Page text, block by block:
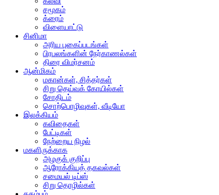
சமூகம்
க்ரைம்
விளையாட்டு
சினிமா
அரிய புகைப்படங்கள்
பிரபலங்களின் நேர்காணல்கள்
திரை விமர்சனம்
ஆன்மிகம்
மகான்கள், சித்தர்கள்
சிறு தெய்வக் கோயில்கள்
சோதிடம்
சொற்பொழிவுகள், வீடியோ
இலக்கியம்
கவிதைகள்
பேட்டிகள்
நேற்றைய நிழல்
மகளிருக்காக
அழகுக் குறிப்பு
ஆரோக்கியத் தகவல்கள்
சமையல் டிப்ஸ்
சிறு தொழில்கள்